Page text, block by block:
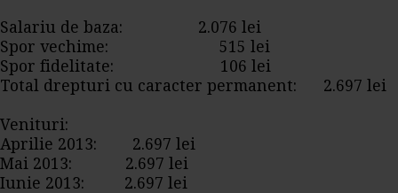
Salariu de baza: 2.076 lei
Spor vechime: 515 lei
Spor fidelitate: 106 lei
Total drepturi cu caracter permanent: 2.697 lei
Venituri:
Aprilie 2013: 2.697 lei
Mai 2013: 2.697 lei
Iunie 2013: 2.697 lei